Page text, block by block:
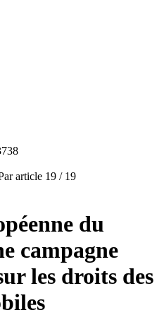
article 19 / 19
du
campagne
les droits des